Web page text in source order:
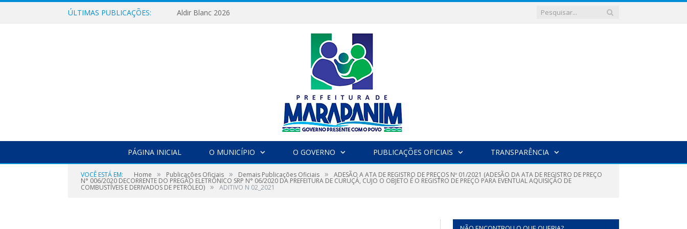
ÚLTIMAS PUBLICAÇÕES: Aldir Blanc 2026
PÁGINA INICIAL O MUNICÍPIO O GOVERNO PUBLICAÇÕES OFICIAIS TRANSPARÊNCIA
VOCÊ ESTÁ EM: Home » Publicações Oficiais » Demais Publicações Oficiais » ADESÃO A ATA DE REGISTRO DE PREÇOS Nº 01/2021 (ADESÃO DA ATA DE REGISTRO DE PREÇO
N° 006/2020 DECORRENTE DO PREGÃO ELETRÔNICO SRP N° 06/2020 DA PREFEITURA DE CURUÇÁ, CUJO O OBJETO É O REGISTRO DE PREÇO PARA EVENTUAL AQUISIÇÃO DE
COMBUSTÍVEIS E DERIVADOS DE PETRÓLEO) » ADITIVO N 02_2021